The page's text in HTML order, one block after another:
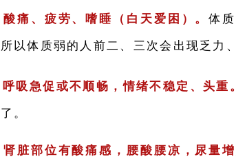
酸痛、疲劳、嗜睡（白天爱困）。体
以体质弱的人前二、三次会出现乏力
呼吸急促或不顺畅，情绪不稳定、头重
。
肾脏部位有酸痛感，腰酸腰凉，尿量